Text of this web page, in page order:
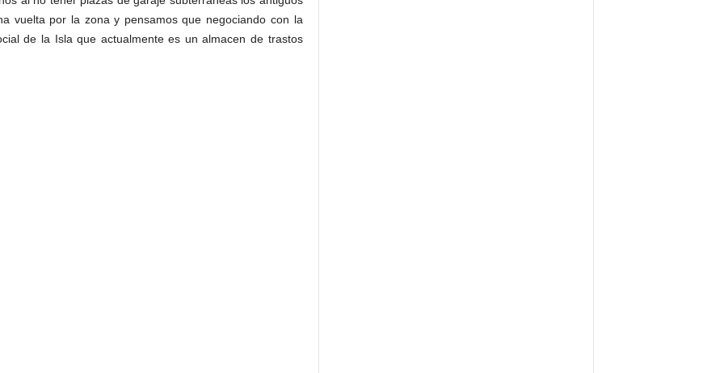
vuelta por la zona y pensamos que negociando con la
de la Isla que actualmente es un almacen de trastos